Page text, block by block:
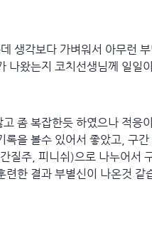
생각보다 가벼워서 아무런
나왔는지 코치선생님께 일
좀 복잡한듯 하였으나 적응
록을 볼수 있어서 좋았고, 구
주, 피니쉬)으로 나누어서
련한 결과 부별신이 나온것 같